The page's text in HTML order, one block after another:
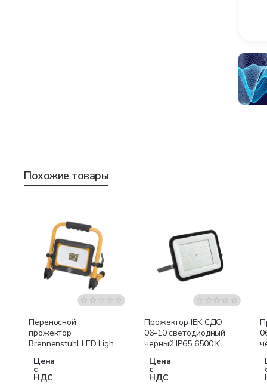
Похожие товары
Переносной
прожектор
Brennenstuhl LED Light
аккумуляторах, 2000
лм, IP54 1171250245
Цена
с
НДС
Прожектор IEK СДО
06-10 светодиодный
черный IP65 6500 K
Цена
с
НДС